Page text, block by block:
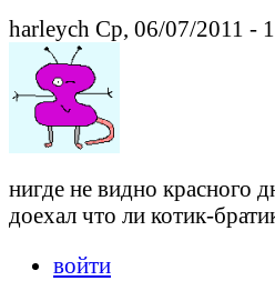
harleych Ср, 06/07/2011 -
нигде не видно красного
доехал что ли котик-
войти